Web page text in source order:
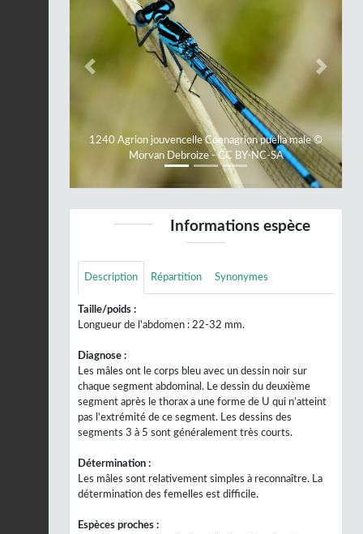
1240 Agrion jouvencelle Coenagrion puella male ©
Morvan Debroize - CC BY-NC-SA
Previous Next
Informations espèce
Description Répartition Synonymes
Taille/poids :
Longueur de l'abdomen : 22-32 mm.
Diagnose :
Les mâles ont le corps bleu avec un dessin noir sur
chaque segment abdominal. Le dessin du deuxième
segment après le thorax a une forme de U qui n’atteint
pas l'extrémité de ce segment. Les dessins des
segments 3 à 5 sont généralement très courts.
Détermination :
Les mâles sont relativement simples à reconnaître. La
détermination des femelles est difficile.
Espèces proches :